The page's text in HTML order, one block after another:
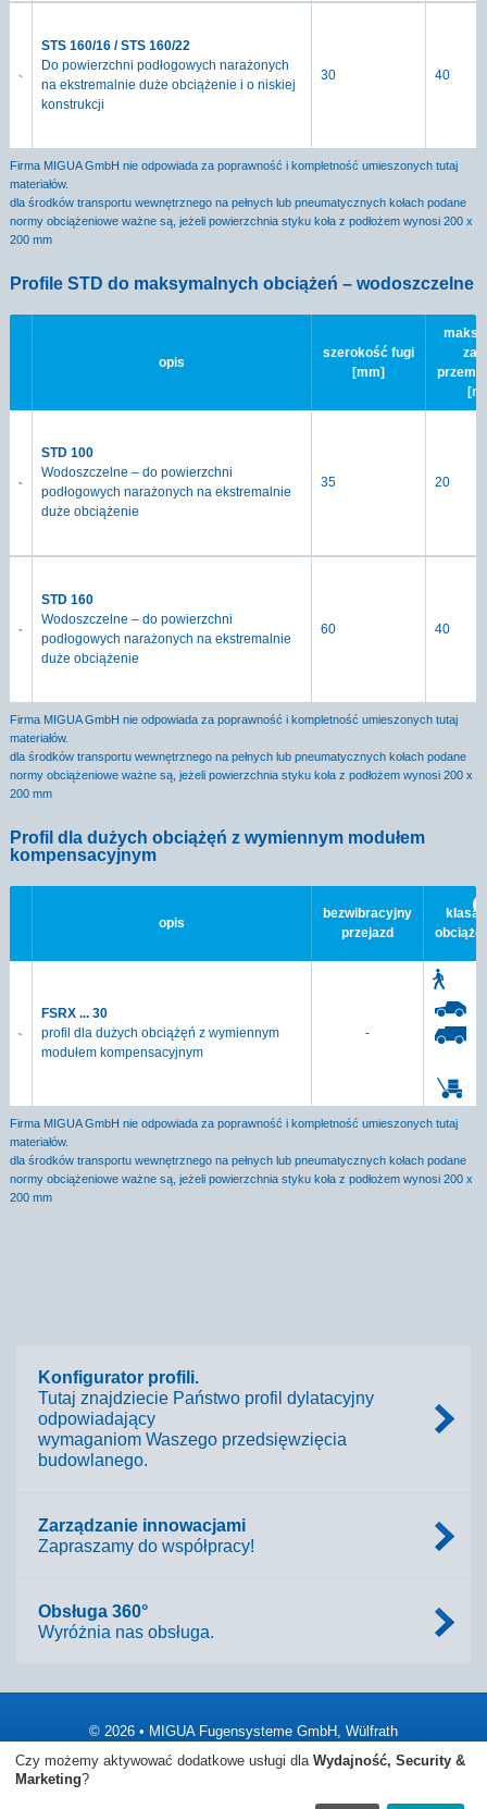
STS 160/16 / STS 160/22
Do powierzchni podłogowych narażonych
na ekstremalnie duże obciążenie i o niskiej
konstrukcji
30 40
Firma MIGUA GmbH nie odpowiada za poprawność i kompletność umieszonych tutaj
materiałów.
dla środków transportu wewnętrznego na pełnych lub pneumatycznych kołach podane
normy obciążeniowe ważne są, jeżeli powierzchnia styku koła z podłożem wynosi 200 x
200 mm
Profile STD do maksymalnych obciążeń – wodoszczelne
opis
szerokość fugi
[mm]
STD 100
Wodoszczelne – do powierzchni
podłogowych narażonych na ekstremalnie
duże obciążenie
35 20
STD 160
Wodoszczelne – do powierzchni
podłogowych narażonych na ekstremalnie
duże obciążenie
60 40
Firma MIGUA GmbH nie odpowiada za poprawność i kompletność umieszonych tutaj
materiałów.
dla środków transportu wewnętrznego na pełnych lub pneumatycznych kołach podane
normy obciążeniowe ważne są, jeżeli powierzchnia styku koła z podłożem wynosi 200 x
200 mm
Profil dla dużych obciążęń z wymiennym modułem
kompensacyjnym
opis
bezwibracyjny
przejazd
klasa
FSRX ... 30
profil dla dużych obciążęń z wymiennym
modułem kompensacyjnym
-
Firma MIGUA GmbH nie odpowiada za poprawność i kompletność umieszonych tutaj
materiałów.
dla środków transportu wewnętrznego na pełnych lub pneumatycznych kołach podane
normy obciążeniowe ważne są, jeżeli powierzchnia styku koła z podłożem wynosi 200 x
200 mm
Konfigurator profili.
Tutaj znajdziecie Państwo profil dylatacyjny
odpowiadający
wymaganiom Waszego przedsięwzięcia
budowlanego.
Zarządzanie innowacjami
Zapraszamy do współpracy!
Obsługa 360°
Wyróżnia nas obsługa.
© 2026 • MIGUA Fugensysteme GmbH, Wülfrath
Czy możemy aktywować dodatkowe usługi dla Wydajność, Security &
Marketing?